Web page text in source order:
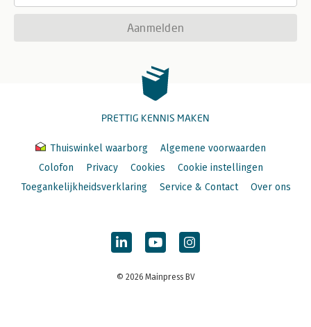
Aanmelden
PRETTIG KENNIS MAKEN
Thuiswinkel waarborg
Algemene voorwaarden
Colofon
Privacy Cookies
Cookie instellingen
Toegankelijkheidsverklaring
Service & Contact Over ons
© 2026 Mainpress BV